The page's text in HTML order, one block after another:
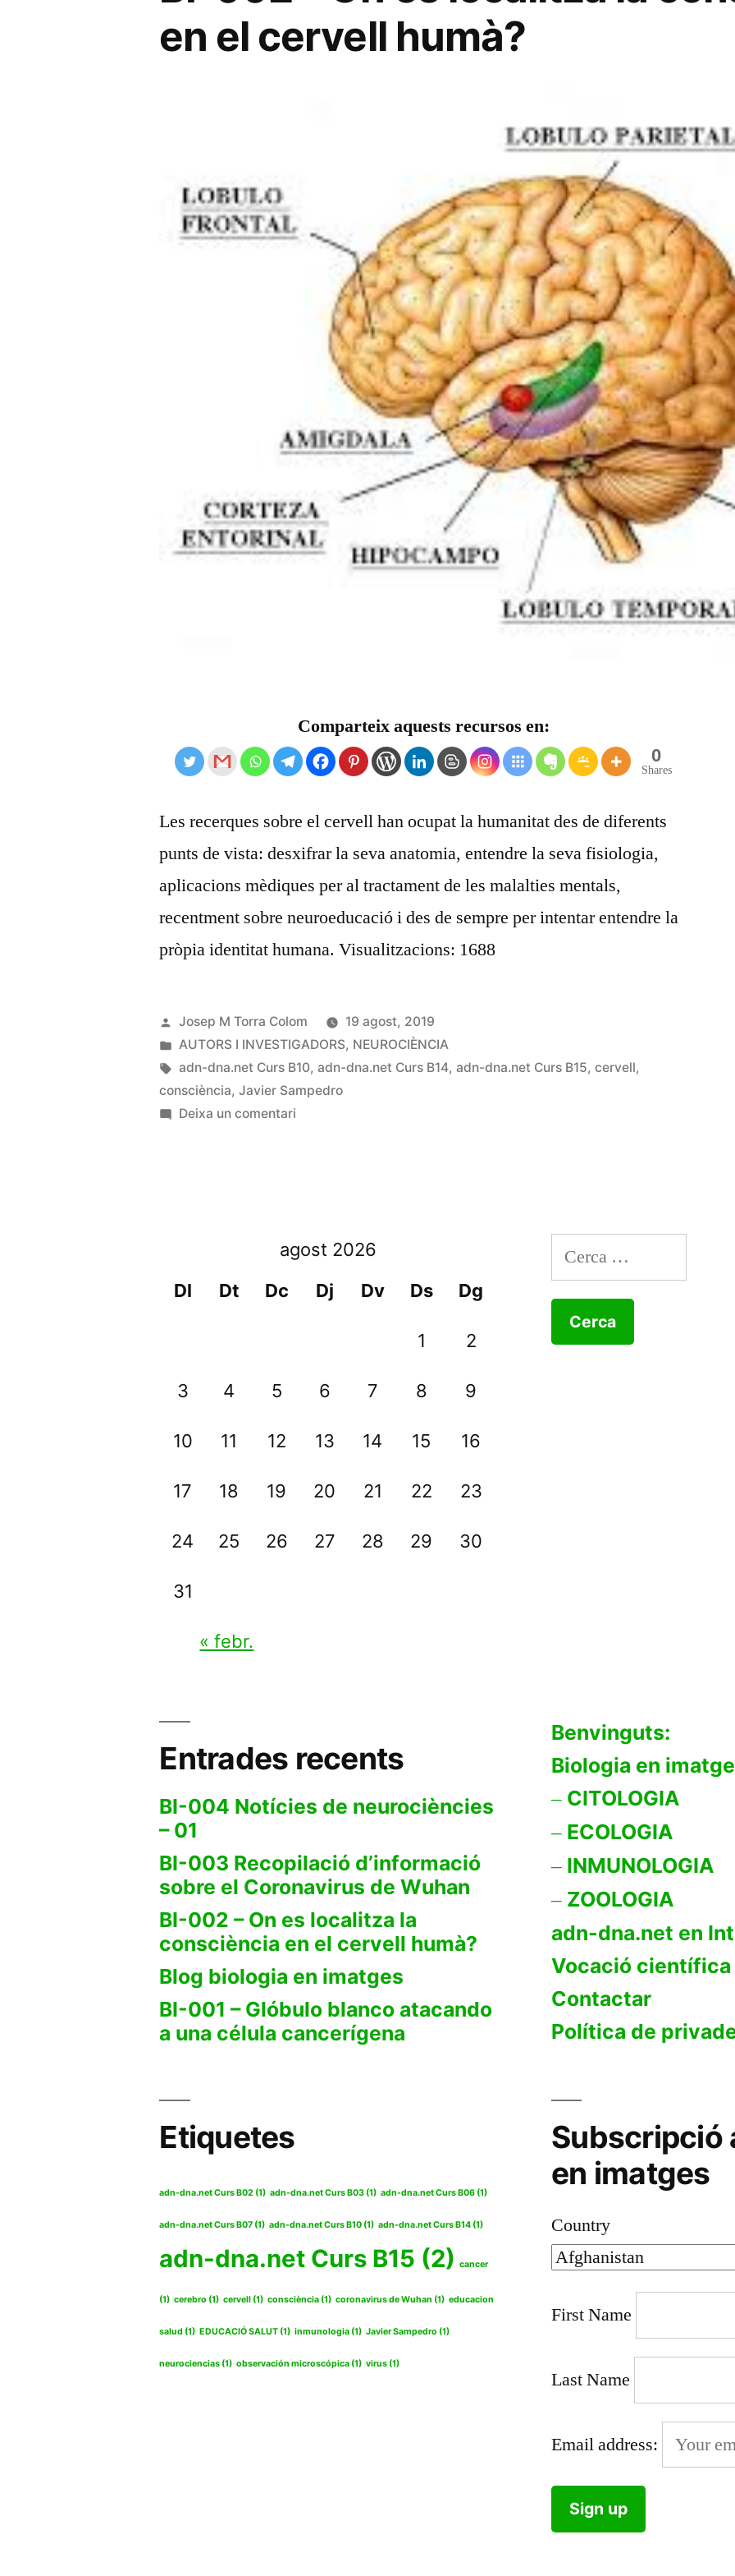
en el cervell humà?
Comparteix aquests recursos en:
0
Shares
Les recerques sobre el cervell han ocupat la humanitat des de diferents
punts de vista: desxifrar la seva anatomia, entendre la seva fisiologia,
aplicacions mèdiques per al tractament de les malalties mentals,
recentment sobre neuroeducació i des de sempre per intentar entendre la
pròpia identitat humana. Visualitzacions: 1688
Publicat
per
Josep M Torra Colom
19 agost, 2019
Publicat
en
AUTORS I INVESTIGADORS, NEUROCIÈNCIA
Etiquetes:
adn-dna.net Curs B10,adn-dna.net Curs B14,adn-dna.net Curs B15,cervell,
consciència,Javier Sampedro
Deixa un comentari
localitza
consciència
humà?
agost 2026
Dl
Dt Dc Dj Dv Ds Dg
1 2
3 4 5 6 7 8 9
10 11 12 13 14 15 16
17 18 19 20 21 22 23
24 25 26 27 28 29 30
31
« febr.
Cerca:
Entrades recents
BI-004 Notícies de neurociències
– 01
BI-003 Recopilació d’informació
sobre el Coronavirus de Wuhan
BI-002 – On es localitza la
consciència en el cervell humà?
Blog biologia en imatges
BI-001 – Glóbulo blanco atacando
a una célula cancerígena
Benvinguts:
Biologia en
CITOLOGIA
ECOLOGIA
INMUNOLOGIA
ZOOLOGIA
adn-dna.net en
Vocació científica
Contactar
Política de
Etiquetes
adn-dna.net Curs B02 (1) adn-dna.net Curs B03 (1) adn-dna.net Curs B06 (1)
adn-dna.net Curs B07 (1) adn-dna.net Curs B10 (1) adn-dna.net Curs B14 (1)
adn-dna.net Curs B15 (2) cancer
(1) cerebro (1) cervell (1) consciència (1) coronavirus de Wuhan (1) educacion
salud (1) EDUCACIÓ SALUT (1) inmunologia (1) Javier Sampedro (1)
neurociencias (1) observación microscópica (1) virus (1)
Subscripció
en imatges
Country
First Name
Last Name
Email address: